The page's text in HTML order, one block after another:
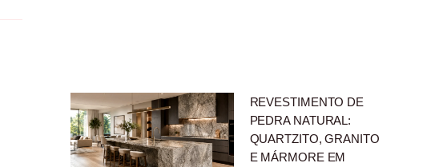
REVESTIMENTO DE
PEDRA NATURAL:
QUARTZITO, GRANITO
E MÁRMORE EM